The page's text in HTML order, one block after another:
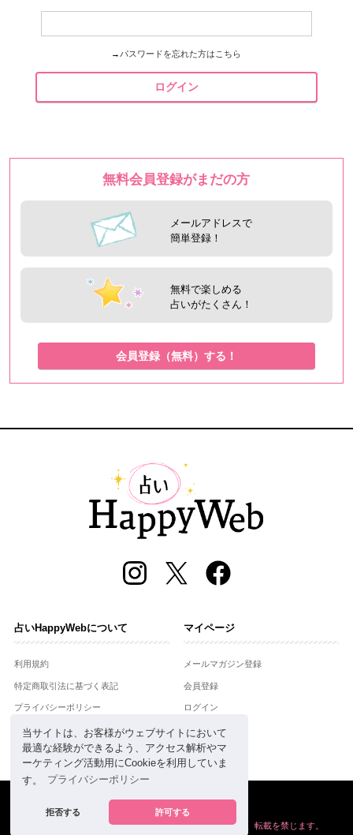
当サイトは、お客様がウェブサイトにおいて
最適な経験ができるよう、アクセス解析やマ
ーケティング活動用にCookieを利用していま
す。
プライバシーポリシー
拒否する 許可する
→ パスワードを忘れた方はこちら
ログイン
無料会員登録がまだの方
メールアドレスで
簡単登録！
無料で楽しめる
占いがたくさん！
会員登録（無料）する！
占いHappyWebについて
利用規約
特定商取引法に基づく表記
プライバシーポリシー
運営会社
お問合せ
マイページ
メールマガジン登録
会員登録
ログイン
powered by
掲載の情報や画像など、すべてのコンテンツの無断複写、転載を禁じます。